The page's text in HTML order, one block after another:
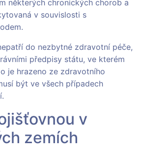
některých chronických chorob a
v souvislosti s
do nezbytné zdravotní péče,
předpisy státu, ve kterém
je hrazeno ze zdravotního
být ve všech případech
v
zemích